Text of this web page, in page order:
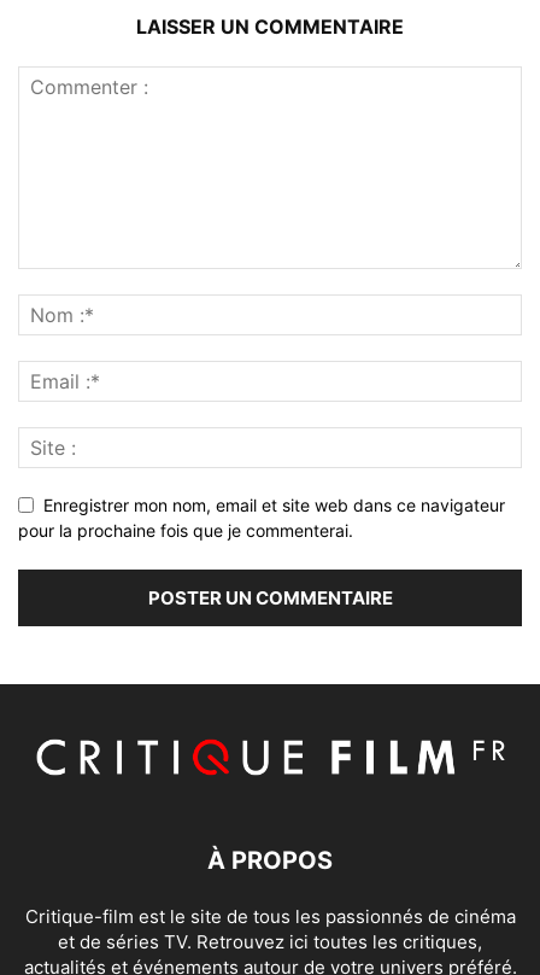
LAISSER UN COMMENTAIRE
Enregistrer mon nom, email et site web dans ce navigateur
pour la prochaine fois que je commenterai.
À PROPOS
Critique-film est le site de tous les passionnés de cinéma
et de séries TV. Retrouvez ici toutes les critiques,
actualités et événements autour de votre univers préféré.